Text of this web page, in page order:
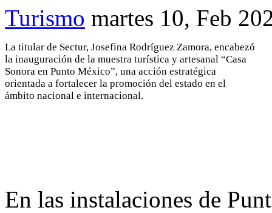
Turismo martes 10, Feb
La titular de Sectur, Josefina Rodríguez Zamora, encabezó
la inauguración de la muestra turística y artesanal “Casa
Sonora en Punto México”, una acción estratégica
orientada a fortalecer la promoción del estado en el
ámbito nacional e internacional.
En las instalaciones de